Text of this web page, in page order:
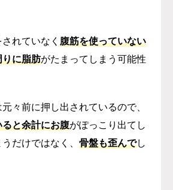
れていなく 腹筋を使っていない
に脂肪がたまってしまう可能性
々前に押し出されているので、
と余計にお腹がぽっこり出てし
だけではなく、 骨盤も歪んでし